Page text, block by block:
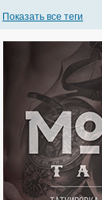
Показать все теги